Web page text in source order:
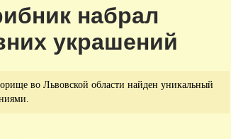
набрал
украшений
во Львовской области найден уникальный